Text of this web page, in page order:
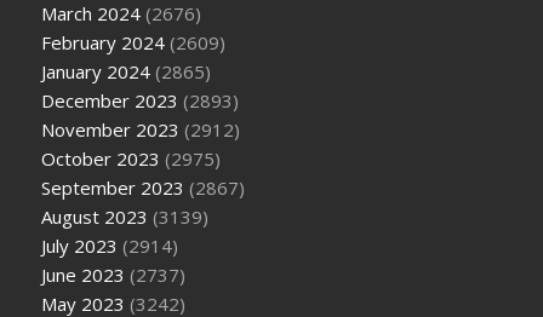
March 2024 (2676)
February 2024 (2609)
January 2024 (2865)
December 2023 (2893)
November 2023 (2912)
October 2023 (2975)
September 2023 (2867)
August 2023 (3139)
July 2023 (2914)
June 2023 (2737)
May 2023 (3242)